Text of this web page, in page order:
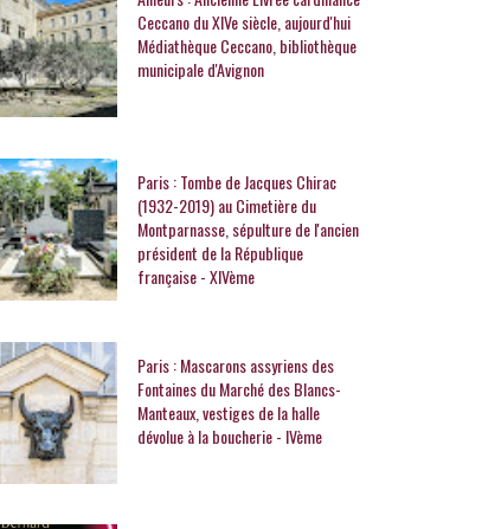
Ceccano du XIVe siècle, aujourd'hui
Médiathèque Ceccano, bibliothèque
municipale d'Avignon
Paris : Tombe de Jacques Chirac
(1932-2019) au Cimetière du
Montparnasse, sépulture de l'ancien
président de la République
française - XIVème
Paris : Mascarons assyriens des
Fontaines du Marché des Blancs-
Manteaux, vestiges de la halle
dévolue à la boucherie - IVème